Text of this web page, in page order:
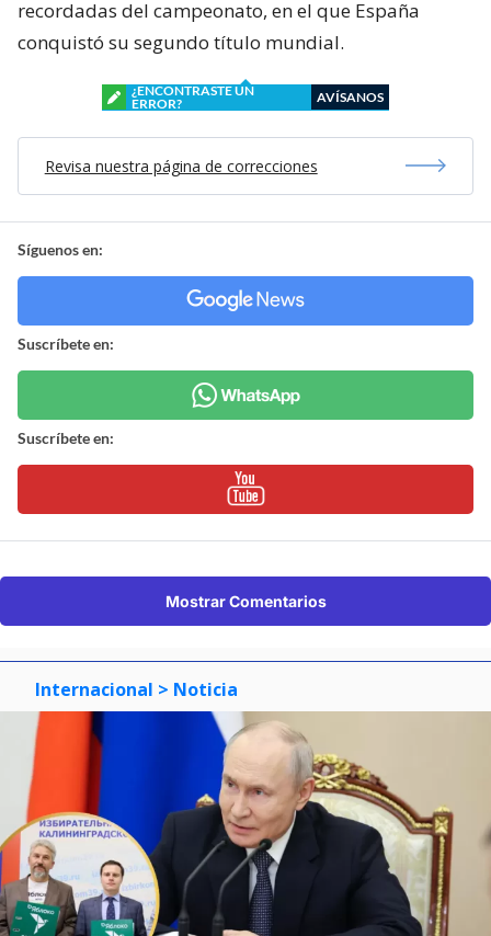
recordadas del campeonato, en el que España
conquistó su segundo título mundial.
¿ENCONTRASTE UN
ERROR?
AVÍSANOS
Revisa nuestra página de correcciones
Síguenos en:
Suscríbete en:
Suscríbete en:
Mostrar Comentarios
Internacional > Noticia